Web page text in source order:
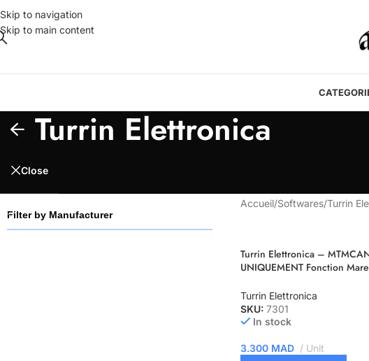
Skip to navigation
Skip to main content
Turrin Elettronica
Close
Filter by Manufacturer
Accueil/Softwares/Turrin
Turrin Elettronica –
UNIQUEMENT Fonction
annuel Cdc
Turrin Elettronica
SKU: 7301
In stock
3.300 MAD Unit